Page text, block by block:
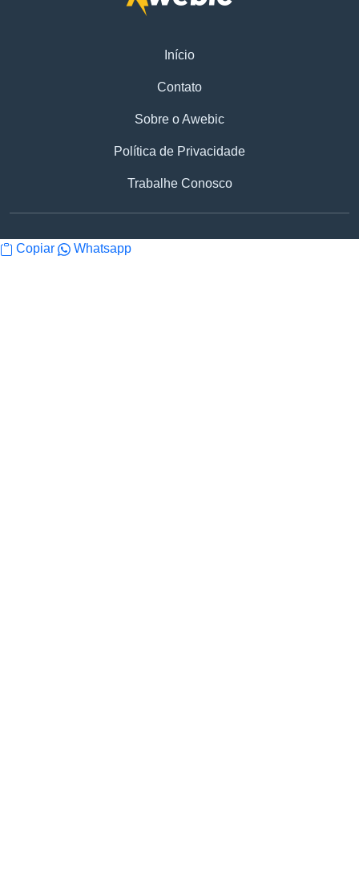
Início
Contato
Sobre o Awebic
Política de Privacidade
Trabalhe Conosco
Copiar Whatsapp